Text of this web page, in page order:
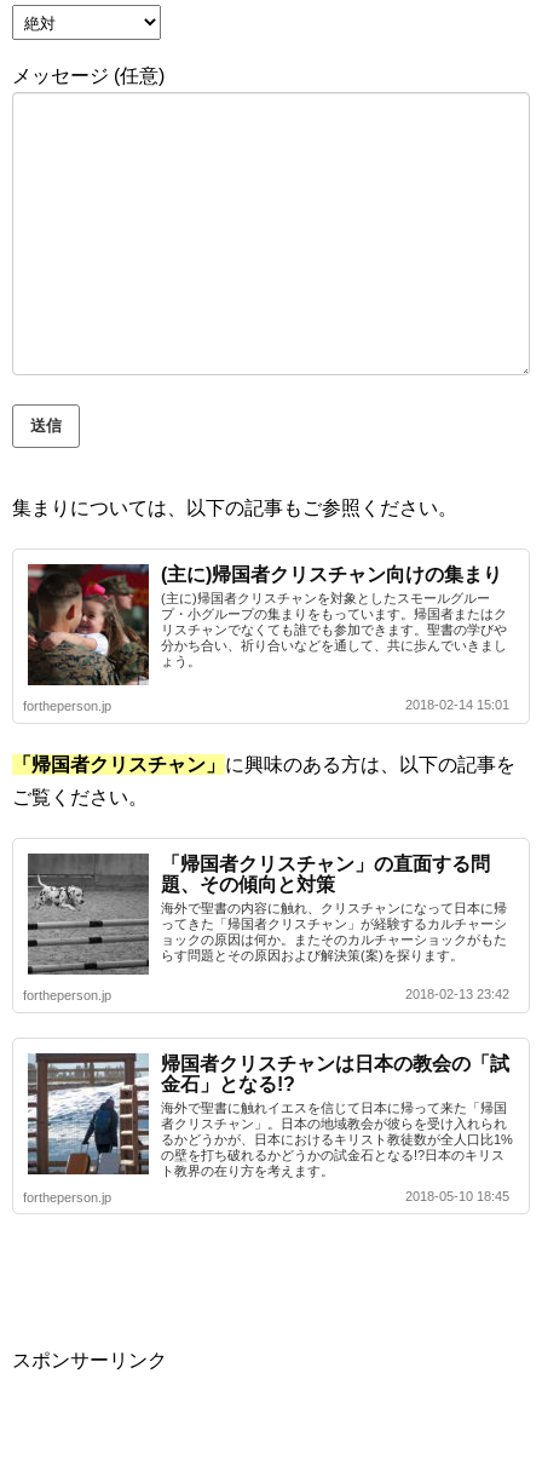
メッセージ (任意)
集まりについては、以下の記事もご参照ください。
(主に)帰国者クリスチャン向けの集まり
(主に)帰国者クリスチャンを対象としたスモールグルー
プ・小グループの集まりをもっています。帰国者またはク
リスチャンでなくても誰でも参加できます。聖書の学びや
分かち合い、祈り合いなどを通して、共に歩んでいきまし
ょう。
fortheperson.jp 2018-02-14 15:01
「帰国者クリスチャン」 に興味のある方は、以下の記事を
ご覧ください。
「帰国者クリスチャン」の直面する問
題、その傾向と対策
海外で聖書の内容に触れ、クリスチャンになって日本に帰
ってきた「帰国者クリスチャン」が経験するカルチャーシ
ョックの原因は何か。またそのカルチャーショックがもた
らす問題とその原因および解決策(案)を探ります。
fortheperson.jp 2018-02-13 23:42
帰国者クリスチャンは日本の教会の「試
金石」となる!?
海外で聖書に触れイエスを信じて日本に帰って来た「帰国
者クリスチャン」。日本の地域教会が彼らを受け入れられ
るかどうかが、日本におけるキリスト教徒数が全人口比1%
の壁を打ち破れるかどうかの試金石となる!?日本のキリス
ト教界の在り方を考えます。
fortheperson.jp
2018-05-10 18:45
スポンサーリンク